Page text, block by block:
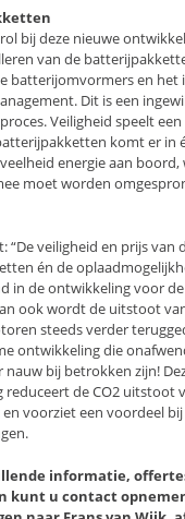
rol bij deze nieuwe
van de
batterijomvormers en het
Dit is een
Veiligheid speelt
komt er in
energie aan boord,
moet worden
“De veiligheid en prijs van
én de
in de ontwikkeling voor
ook wordt de uitstoot
steeds verder
ontwikkeling die
nauw bij betrokken zijn!
de CO2 uitstoot
voorziet een voordeel
informatie,
kunt u contact